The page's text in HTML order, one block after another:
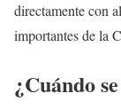
directamente con
importantes de la
¿Cuándo